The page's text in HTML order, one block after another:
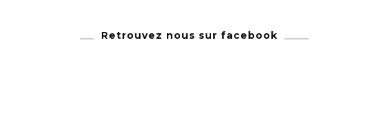
Retrouvez nous sur facebook